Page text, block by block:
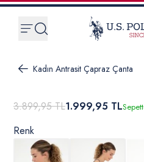
Kadın Antrasit Çapraz Çanta
3.899,95 TL1.999,95 TL
Renk